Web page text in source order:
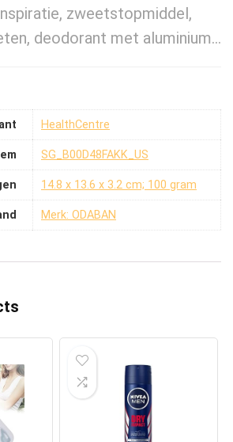
zweetstopmiddel,
deodorant met aluminium…
‎HealthCentre
‎SG_B00D48FAKK_US
‎14.8 x 13.6 x 3.2 cm; 100 gram
Merk: ODABAN